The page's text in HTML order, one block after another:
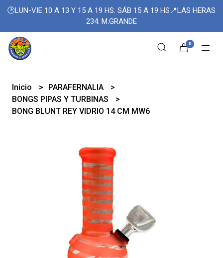
🕑LUN-VIE 10 A 13 Y 15 A 19 HS. SÁB 15 A 19 HS📍LAS HERAS
234. M.GRANDE
0
Inicio
PARAFERNALIA
BONGS PIPAS Y TURBINAS
BONG BLUNT REY VIDRIO 14 CM MW6